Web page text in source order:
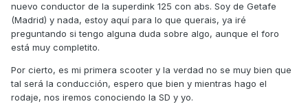
nuevo conductor de la superdink 125 con abs. Soy de Getafe
(Madrid) y nada, estoy aquí para lo que querais, ya iré
preguntando si tengo alguna duda sobre algo, aunque el foro
está muy completito.
Por cierto, es mi primera scooter y la verdad no se muy bien que
tal será la conducción, espero que bien y mientras hago el
rodaje, nos iremos conociendo la SD y yo.